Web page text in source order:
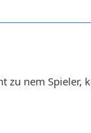
nem